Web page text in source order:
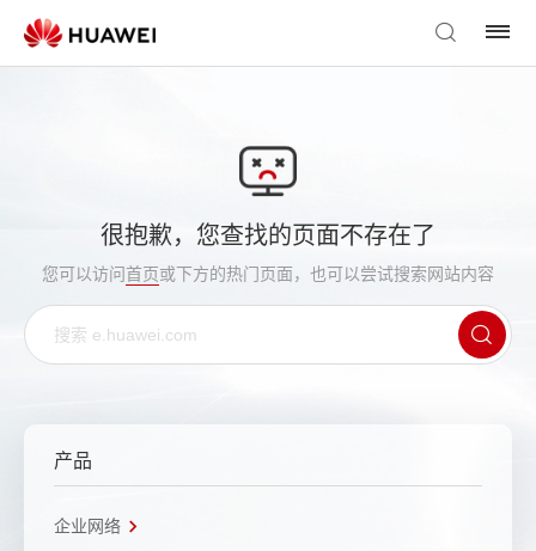
很抱歉，您查找的页面不存在了
您可以访问首页或下方的热门页面，也可以尝试搜索网站内容
产品
企业网络